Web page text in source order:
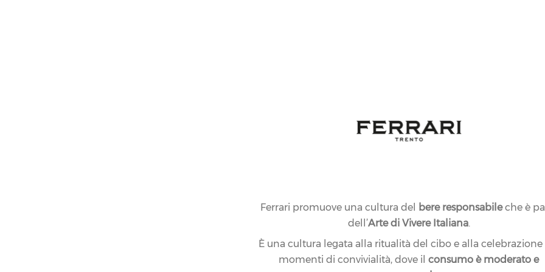
Ferrari promuove una cultura del bere responsabileche è
dell’Arte di Vivere Italiana.
È una cultura legata alla ritualità del cibo e alla celebrazione
momenti di convivialità, dove il consumo è moderato e